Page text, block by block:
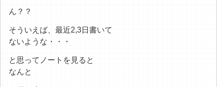
ん？？
そういえば、最近2,3日書いて
ないような・・・
と思ってノートを見ると
なんと